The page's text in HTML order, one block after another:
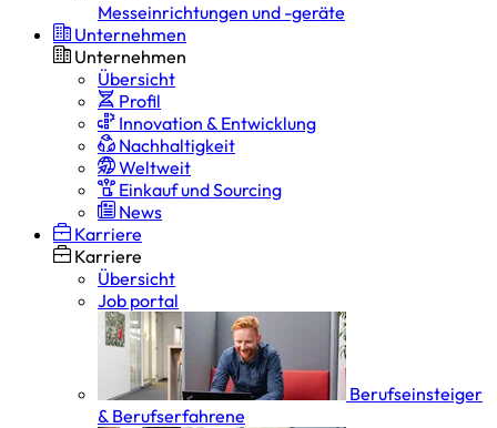
Messeinrichtungen und -geräte
Unternehmen
Unternehmen
Übersicht
Profil
Innovation & Entwicklung
Nachhaltigkeit
Weltweit
Einkauf und Sourcing
News
Karriere
Karriere
Übersicht
Job portal
Berufseinsteiger
& Berufserfahrene